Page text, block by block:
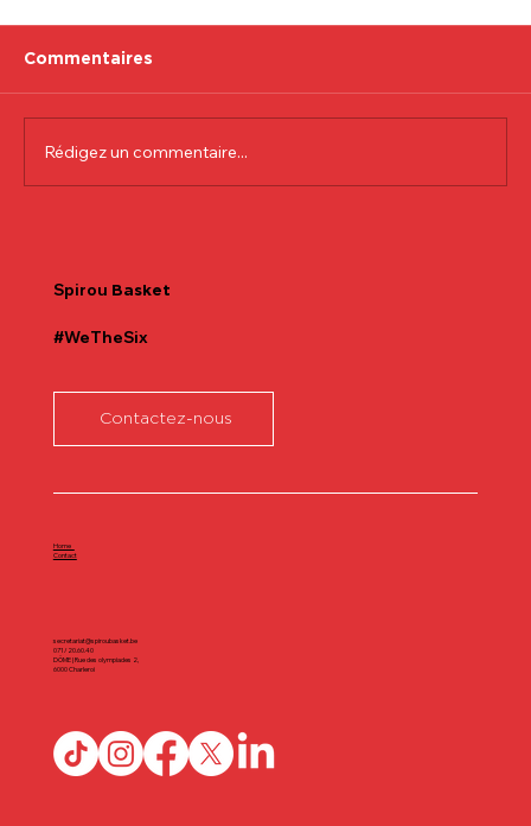
Commentaires
Rédigez un commentaire...
Spirou Basket
#WeTheSix
Contactez-nous
secretariat@spiroubasket.be
071/20.60.40
DÔME | Rue des olympiades 2,
6000 Charleroi
Home
Contact